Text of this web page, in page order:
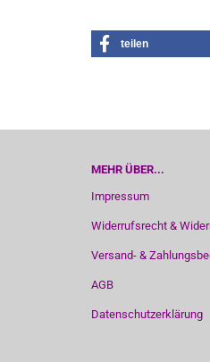
teilen
MEHR ÜBER...
Impressum
Widerrufsrecht &
Versand- &
AGB
Datenschutzerklärung